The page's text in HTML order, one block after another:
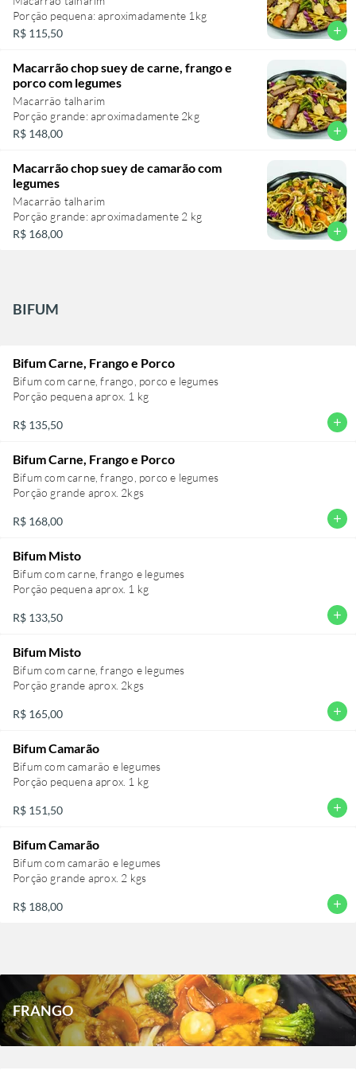
Porção pequena: aproximadamente 1kg
R$ 115,50
add
Macarrão chop suey de carne, frango e
porco com legumes
Macarrão talharim
Porção grande: aproximadamente 2kg
R$ 148,00
add
Macarrão chop suey de camarão com
legumes
Macarrão talharim
Porção grande: aproximadamente 2 kg
R$ 168,00
add
BIFUM
Bifum Carne, Frango e Porco
Bifum com carne, frango, porco e legumes
Porção pequena aprox. 1 kg
R$ 135,50 add
Bifum Carne, Frango e Porco
Bifum com carne, frango, porco e legumes
Porção grande aprox. 2kgs
R$ 168,00 add
Bifum Misto
Bifum com carne, frango e legumes
Porção pequena aprox. 1 kg
R$ 133,50 add
Bifum Misto
Bifum com carne, frango e legumes
Porção grande aprox. 2kgs
R$ 165,00 add
Bifum Camarão
Bifum com camarão e legumes
Porção pequena aprox. 1 kg
R$ 151,50 add
Bifum Camarão
Bifum com camarão e legumes
Porção grande aprox. 2 kgs
R$ 188,00 add
FRANGO